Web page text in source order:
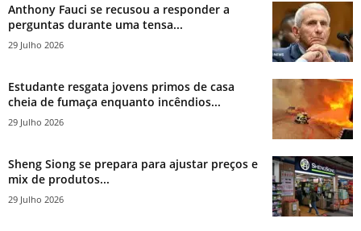
Anthony Fauci se recusou a responder a
perguntas durante uma tensa...
29 Julho 2026
Estudante resgata jovens primos de casa
cheia de fumaça enquanto incêndios...
29 Julho 2026
Sheng Siong se prepara para ajustar preços e
mix de produtos...
29 Julho 2026